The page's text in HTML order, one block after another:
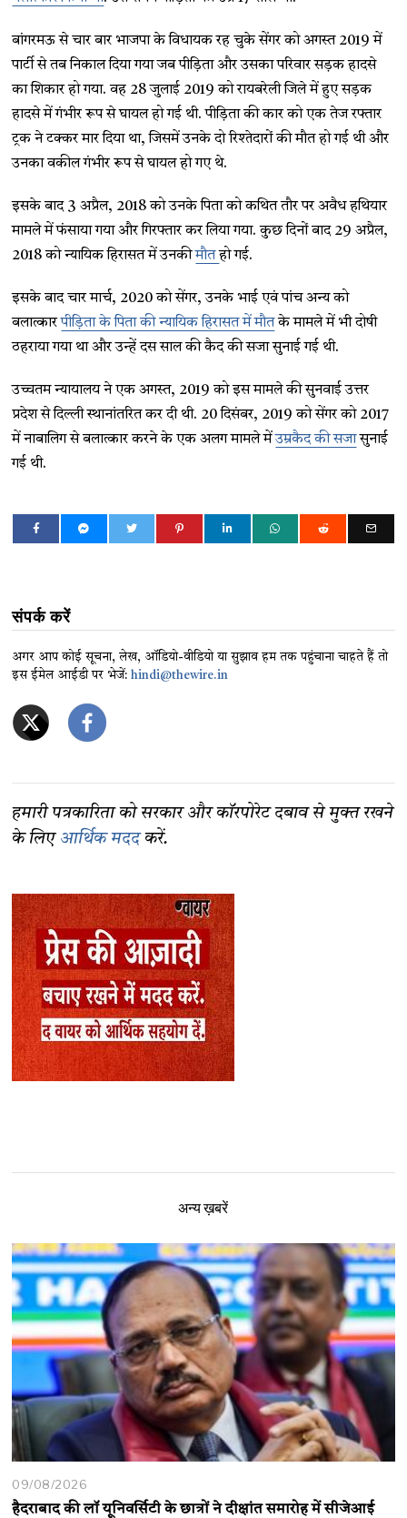
बांगरमऊ से चार बार भाजपा के विधायक रह चुके सेंगर को अगस्त 2019 में
पार्टी से तब निकाल दिया गया जब पीड़िता और उसका परिवार सड़क हादसे
का शिकार हो गया. वह 28 जुलाई 2019 को रायबरेली जिले में हुए सड़क
हादसे में गंभीर रूप से घायल हो गई थी. पीड़िता की कार को एक तेज रफ्तार
ट्रक ने टक्कर मार दिया था, जिसमें उनके दो रिश्तेदारों की मौत हो गई थी और
उनका वकील गंभीर रूप से घायल हो गए थे.
इसके बाद 3 अप्रैल, 2018 को उनके पिता को कथित तौर पर अवैध हथियार
मामले में फंसाया गया और गिरफ्तार कर लिया गया. कुछ दिनों बाद 29 अप्रैल,
2018 को न्यायिक हिरासत में उनकीमौतहो गई.
इसके बाद चार मार्च, 2020 को सेंगर, उनके भाई एवं पांच अन्य को
बलात्कारपीड़िता के पिता की न्यायिक हिरासत में मौतके मामले में भी दोषी
ठहराया गया था और उन्हें दस साल की कैद की सजा सुनाई गई थी.
उच्चतम न्यायालय ने एक अगस्त, 2019 को इस मामले की सुनवाई उत्तर
प्रदेश से दिल्ली स्थानांतरित कर दी थी. 20 दिसंबर, 2019 को सेंगर को 2017
में नाबालिग से बलात्कार करने के एक अलग मामले मेंउम्रकैद की सजासुनाई
गई थी.
संपर्क करें
अगर आप कोई सूचना, लेख, ऑडियो-वीडियो या सुझाव हम तक पहुंचाना चाहते हैं तो
इस ईमेल आईडी पर भेजें:hindi@thewire.in
हमारी पत्रकारिता को सरकार और कॉरपोरेट दबाव से मुक्त रखने
के लिए आर्थिक मददकरें.
अन्य ख़बरें
09/08/2026
हैदराबाद की लॉ यूनिवर्सिटी के छात्रों ने दीक्षांत समारोह में सीजेआई